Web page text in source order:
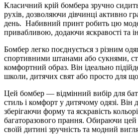
Класичний крій бомбера зручно
рухів, дозволяючи дівчинці активно
день. Набивний принт робить цю
привабливою, додаючи яскравості та
Бомбер легко поєднується з різним
спортивними штанами або сукнями,
комфортний образ. Він ідеально
школи, дитячих свят або просто для
Цей бомбер — відмінний вибір для
стиль і комфорт у дитячому одязі. Він
зберігаючи форму та яскравість
багаторазового прання. Обираючи
своїй дитині зручність та модний